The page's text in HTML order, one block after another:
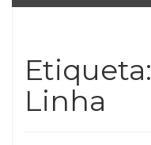
Etiqueta:
Linha